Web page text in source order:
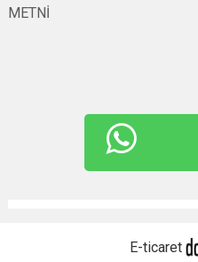
METNİ
E-ticaret